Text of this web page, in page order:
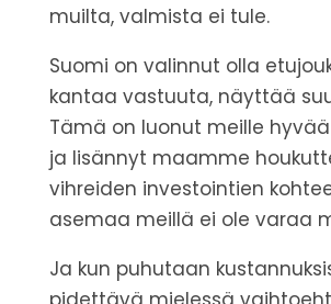
muilta, valmista ei tule.
Suomi on valinnut olla
kantaa vastuuta, näyttää
Tämä on luonut meille
ja lisännyt maamme
vihreiden investointien
asemaa meillä ei ole varaa
Ja kun puhutaan